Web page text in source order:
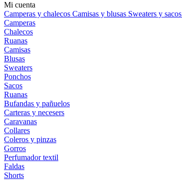
Mi cuenta
Camperas y chalecos Camisas y blusas Sweaters y sacos
Camperas
Chalecos
Ruanas
Camisas
Blusas
Sweaters
Ponchos
Sacos
Ruanas
Bufandas y pañuelos
Carteras y necesers
Caravanas
Collares
Coleros y pinzas
Gorros
Perfumador textil
Faldas
Shorts